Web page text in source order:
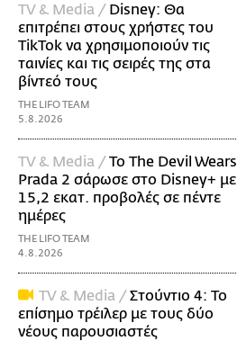
TV & Media / Disney: Θα
επιτρέπει στους χρήστες του
TikTok να χρησιμοποιούν τις
ταινίες και τις σειρές της στα
βίντεό τους
THE LIFO TEAM
5.8.2026
TV & Media /Το The Devil Wears
Prada 2 σάρωσε στo Disney+ με
15,2 εκατ. προβολές σε πέντε
ημέρες
THE LIFO TEAM
4.8.2026
TV & Media /Στούντιο 4: Το
επίσημο τρέιλερ με τους δύο
νέους παρουσιαστές